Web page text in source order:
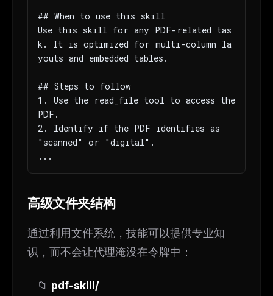
## When to use this skill
Use this skill for any PDF-related tas
k. It is optimized for multi-column la
youts and embedded tables.
## Steps to follow
1. Use the read_file tool to access the
PDF.
2. Identify if the PDF identifies as
"scanned" or "digital".
...
高级文件夹结构
通过利用文件系统，技能可以提供专业知
识，而不会让代理淹没在令牌中：
📁 pdf-skill/